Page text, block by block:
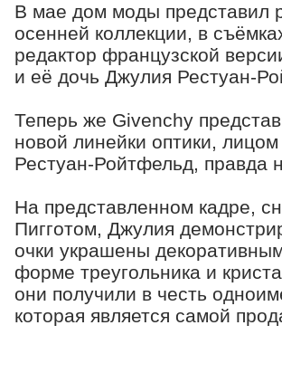
В мае дом моды представил
осенней коллекции, в
редактор французской
и её дочь Джулия Рестуан-
Теперь же Givenchy
новой линейки оптики,
Рестуан-Ройтфельд, правда
На представленном кадре,
Пигготом, Джулия
очки украшены
форме треугольника и
они получили в честь
которая является самой